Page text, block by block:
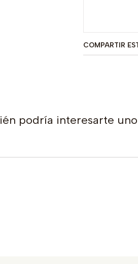
COMPARTIR
podría interesarte